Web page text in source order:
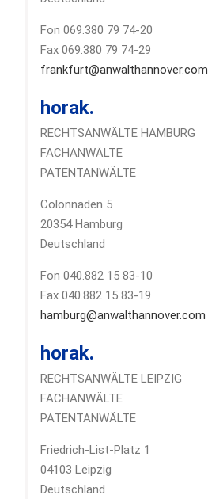
Fon 069.380 79 74-20
Fax 069.380 79 74-29
frankfurt@anwalthannover.com
horak.
RECHTSANWÄLTE HAMBURG
FACHANWÄLTE
PATENTANWÄLTE
Colonnaden 5
20354 Hamburg
Deutschland
Fon 040.882 15 83-10
Fax 040.882 15 83-19
hamburg@anwalthannover.com
horak.
RECHTSANWÄLTE LEIPZIG
FACHANWÄLTE
PATENTANWÄLTE
Friedrich-List-Platz 1
04103 Leipzig
Deutschland